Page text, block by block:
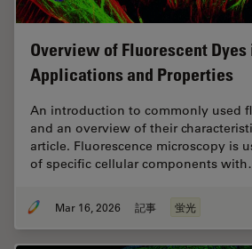
Overview of Fluorescent Dyes
Applications and Properties
An introduction to commonly used
and an overview of their
article. Fluorescence microscopy is
of specific cellular components
Mar 16, 2026 記事 蛍光